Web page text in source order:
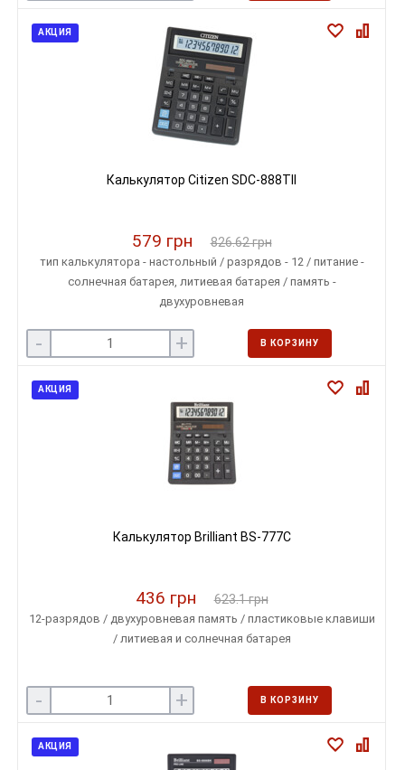
АКЦИЯ
Калькулятор Citizen SDC-888TII
579 грн 826.62 грн
тип калькулятора - настольный / разрядов - 12 / питание -
солнечная батарея, литиевая батарея / память -
двухуровневая
- + В КОРЗИНУ
АКЦИЯ
Калькулятор Brilliant BS-777C
436 грн 623.1 грн
12-разрядов / двухуровневая память / пластиковые клавиши
/ литиевая и солнечная батарея
- + В КОРЗИНУ
АКЦИЯ